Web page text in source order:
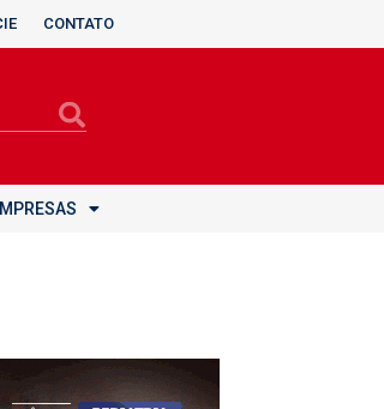
CONTATO